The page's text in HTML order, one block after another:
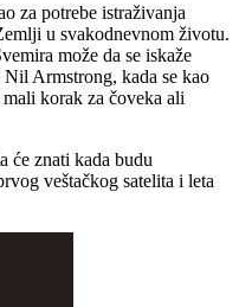
za potrebe istraživanja
u svakodnevnom životu.
može da se iskaže
Armstrong, kada se kao
korak za čoveka ali
će znati kada budu
veštačkog satelita i leta